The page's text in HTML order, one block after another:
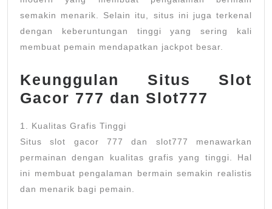
semakin menarik. Selain itu, situs ini juga terkenal
dengan keberuntungan tinggi yang sering kali
membuat pemain mendapatkan jackpot besar.
Keunggulan Situs Slot
Gacor 777 dan Slot777
1. Kualitas Grafis Tinggi
Situs slot gacor 777 dan slot777 menawarkan
permainan dengan kualitas grafis yang tinggi. Hal
ini membuat pengalaman bermain semakin realistis
dan menarik bagi pemain.